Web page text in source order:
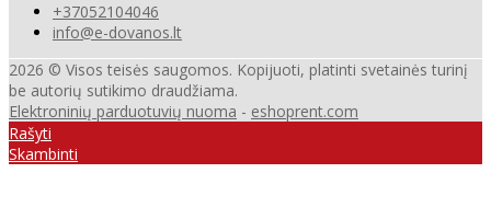
+37052104046
info@e-dovanos.lt
2026 © Visos teisės saugomos. Kopijuoti, platinti svetainės turinį
be autorių sutikimo draudžiama.
Elektroninių parduotuvių nuoma - eshoprent.com
Rašyti
Skambinti